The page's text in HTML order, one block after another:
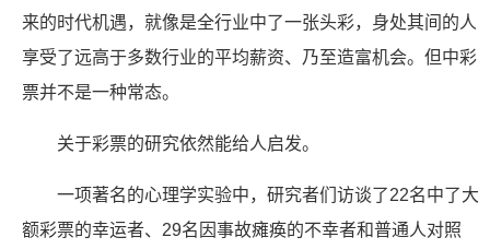
来的时代机遇，就像是全行业中了一张头彩，身处其间的人
享受了远高于多数行业的平均薪资、乃至造富机会。但中彩
票并不是一种常态。
关于彩票的研究依然能给人启发。
一项著名的心理学实验中，研究者们访谈了22名中了大
额彩票的幸运者、29名因事故瘫痪的不幸者和普通人对照